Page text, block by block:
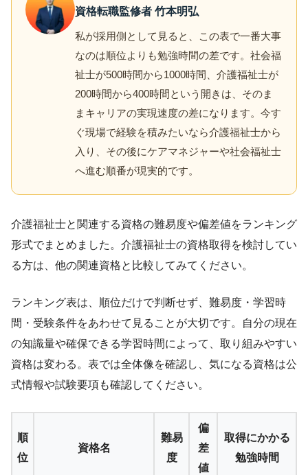
資格転職監修者 竹本明弘
私が採用側として見ると、この表で一番大事
なのは順位よりも勉強時間の差です。社会福
祉士が500時間から1000時間、介護福祉士が
200時間から400時間という開きは、そのま
まキャリアの実現速度の差になります。今す
ぐ現場で経験を積みたいなら介護福祉士から
入り、その後にケアマネジャーや社会福祉士
へ進む順番が現実的です。
介護福祉士と関連する資格の難易度や偏差値をランキング
形式でまとめました。介護福祉士の資格取得を検討してい
る方は、他の関連資格と比較してみてください。
ランキング表は、順位だけで判断せず、難易度・学習時
間・受験条件をあわせて見ることが大切です。自分の現在
の知識量や確保できる学習時間によって、取り組みやすい
資格は変わる。表では全体像を確認し、気になる資格は公
式情報や試験要項も確認してください。
順
位
資格名
難易
度
偏
差
値
取得にかかる
勉強時間